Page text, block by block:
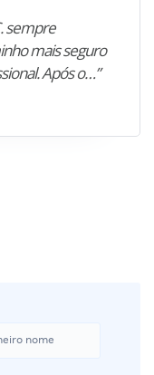
sempre
mais seguro
Após o…”